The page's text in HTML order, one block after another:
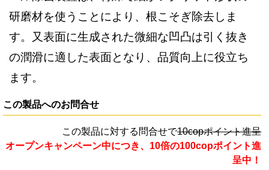
研磨材を使うことにより、根こそぎ除去しま
す。又表面に生成された微細な凹凸は引く抜き
の潤滑に適した表面となり、品質向上に役立ち
ます。
この製品へのお問合せ
この製品に対する問合せで10copポイント進呈
オープンキャンペーン中につき、10倍の100copポイント進
呈中！